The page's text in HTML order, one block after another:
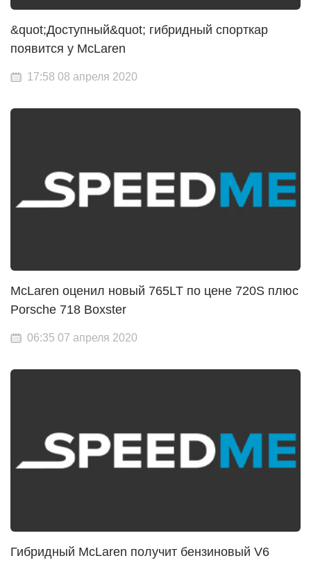
&quot;Доступный&quot; гибридный спорткар
появится у McLaren
17:58 08 апреля 2020
McLaren оценил новый 765LT по цене 720S плюс
Porsche 718 Boxster
06:35 07 апреля 2020
Гибридный McLaren получит бензиновый V6